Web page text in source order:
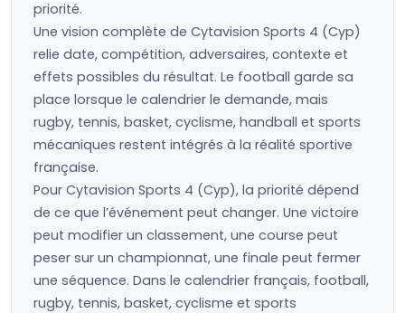
priorité.
Une vision complète de Cytavision Sports 4 (Cyp)
relie date, compétition, adversaires, contexte et
effets possibles du résultat. Le football garde sa
place lorsque le calendrier le demande, mais
rugby, tennis, basket, cyclisme, handball et sports
mécaniques restent intégrés à la réalité sportive
française.
Pour Cytavision Sports 4 (Cyp), la priorité dépend
de ce que l’événement peut changer. Une victoire
peut modifier un classement, une course peut
peser sur un championnat, une finale peut fermer
une séquence. Dans le calendrier français, football,
rugby, tennis, basket, cyclisme et sports